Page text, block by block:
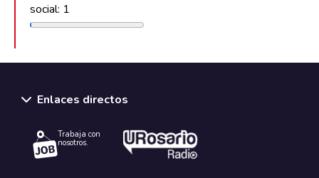
social: 1
Enlaces directos
Trabaja con
nosotros.